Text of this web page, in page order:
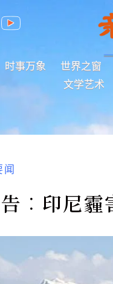
时事万象 世界之窗
文学艺术
闻
︰印尼霾